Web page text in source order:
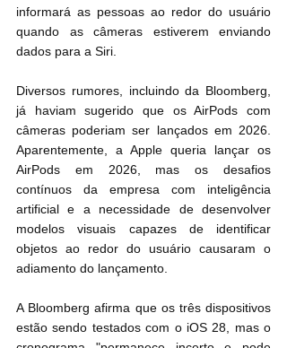
informará as pessoas ao redor do usuário
quando as câmeras estiverem enviando
dados para a Siri.
Diversos rumores, incluindo da Bloomberg,
já haviam sugerido que os AirPods com
câmeras poderiam ser lançados em 2026.
Aparentemente, a Apple queria lançar os
AirPods em 2026, mas os desafios
contínuos da empresa com inteligência
artificial e a necessidade de desenvolver
modelos visuais capazes de identificar
objetos ao redor do usuário causaram o
adiamento do lançamento.
A Bloomberg afirma que os três dispositivos
estão sendo testados com o iOS 28, mas o